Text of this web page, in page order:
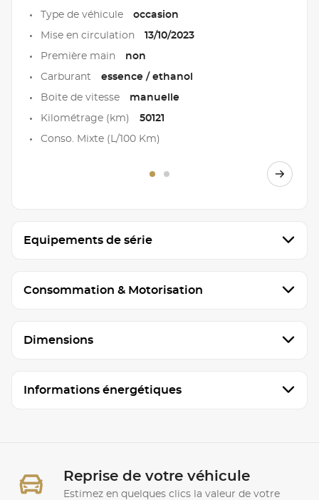
Type de véhicule occasion
Mise en circulation 13/10/2023
Première main non
Carburant essence / ethanol
Boite de vitesse manuelle
Kilométrage (km) 50121
Conso. Mixte (L/100 Km)
Equipements de série
Consommation & Motorisation
Dimensions
Informations énergétiques
Reprise de votre véhicule
Estimez en quelques clics la valeur de votre